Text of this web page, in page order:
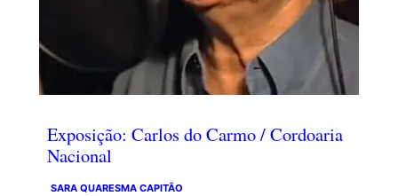
Exposição: Carlos do Carmo / Cordoaria
Nacional
SARA QUARESMA CAPITÃO